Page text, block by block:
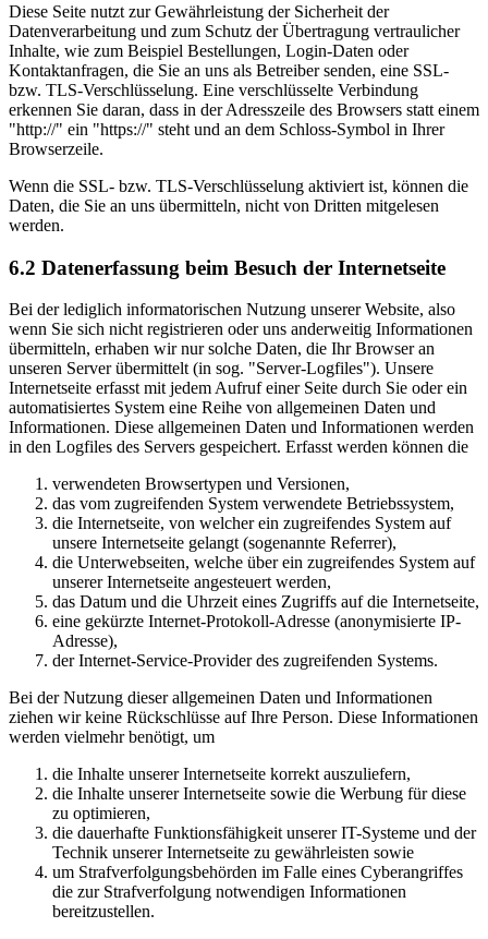
Diese Seite nutzt zur Gewährleistung der Sicherheit der
Datenverarbeitung und zum Schutz der Übertragung vertraulicher
Inhalte, wie zum Beispiel Bestellungen, Login-Daten oder
Kontaktanfragen, die Sie an uns als Betreiber senden, eine SSL-
bzw. TLS-Verschlüsselung. Eine verschlüsselte Verbindung
erkennen Sie daran, dass in der Adresszeile des Browsers statt einem
"http://" ein "https://" steht und an dem Schloss-Symbol in Ihrer
Browserzeile.
Wenn die SSL- bzw. TLS-Verschlüsselung aktiviert ist, können die
Daten, die Sie an uns übermitteln, nicht von Dritten mitgelesen
werden.
6.2 Datenerfassung beim Besuch der Internetseite
Bei der lediglich informatorischen Nutzung unserer Website, also
wenn Sie sich nicht registrieren oder uns anderweitig Informationen
übermitteln, erhaben wir nur solche Daten, die Ihr Browser an
unseren Server übermittelt (in sog. "Server-Logfiles"). Unsere
Internetseite erfasst mit jedem Aufruf einer Seite durch Sie oder ein
automatisiertes System eine Reihe von allgemeinen Daten und
Informationen. Diese allgemeinen Daten und Informationen werden
in den Logfiles des Servers gespeichert. Erfasst werden können die
verwendeten Browsertypen und Versionen,
das vom zugreifenden System verwendete Betriebssystem,
die Internetseite, von welcher ein zugreifendes System auf
unsere Internetseite gelangt (sogenannte Referrer),
die Unterwebseiten, welche über ein zugreifendes System auf
unserer Internetseite angesteuert werden,
das Datum und die Uhrzeit eines Zugriffs auf die Internetseite,
eine gekürzte Internet-Protokoll-Adresse (anonymisierte IP-
Adresse),
der Internet-Service-Provider des zugreifenden Systems.
Bei der Nutzung dieser allgemeinen Daten und Informationen
ziehen wir keine Rückschlüsse auf Ihre Person. Diese Informationen
werden vielmehr benötigt, um
die Inhalte unserer Internetseite korrekt auszuliefern,
die Inhalte unserer Internetseite sowie die Werbung für diese
zu optimieren,
die dauerhafte Funktionsfähigkeit unserer IT-Systeme und der
Technik unserer Internetseite zu gewährleisten sowie
um Strafverfolgungsbehörden im Falle eines Cyberangriffes
die zur Strafverfolgung notwendigen Informationen
bereitzustellen.